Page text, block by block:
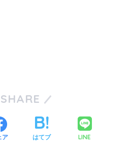
SHARE
ア はてブ LINE